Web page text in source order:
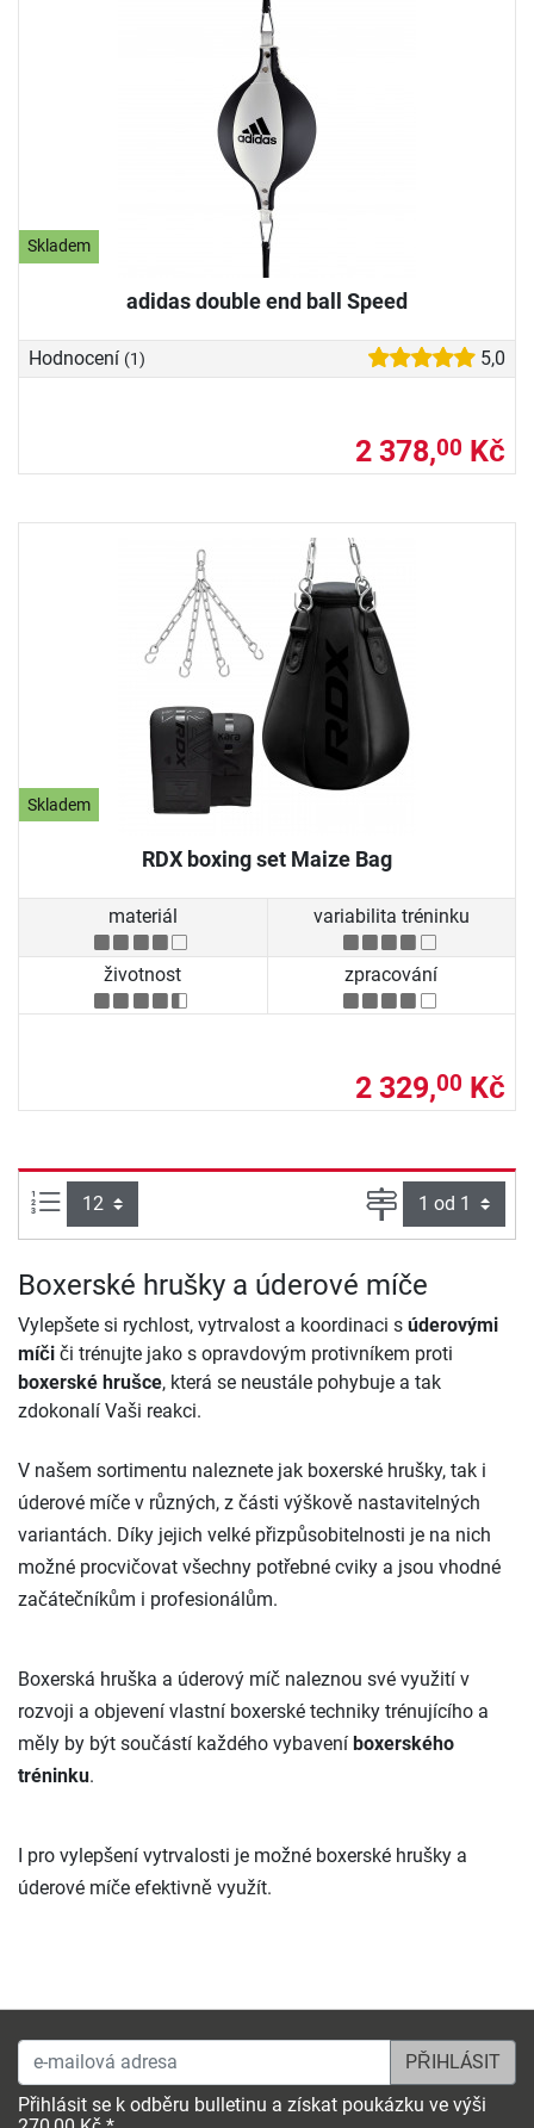
Skladem
adidas double end ball Speed
Hodnocení (1) 5,0
2 378,00 Kč
Skladem
RDX boxing set Maize Bag
materiál variabilita tréninku
životnost zpracování
2 329,00 Kč
Počet výrobků na straně: Strana
Boxerské hrušky a úderové míče
Vylepšete si rychlost, vytrvalost a koordinaci s úderovými
míči či trénujte jako s opravdovým protivníkem proti
boxerské hrušce, která se neustále pohybuje a tak
zdokonalí Vaši reakci.
V našem sortimentu naleznete jak boxerské hrušky, tak i
úderové míče v různých, z části výškově nastavitelných
variantách. Díky jejich velké přizpůsobitelnosti je na nich
možné procvičovat všechny potřebné cviky a jsou vhodné
začátečníkům i profesionálům.
Boxerská hruška a úderový míč naleznou své využití v
rozvoji a objevení vlastní boxerské techniky trénujícího a
měly by být součástí každého vybavení boxerského
tréninku.
I pro vylepšení vytrvalosti je možné boxerské hrušky a
úderové míče efektivně využít.
e-mailová adresa
Přihlásit se k odběru bulletinu a získat poukázku ve výši